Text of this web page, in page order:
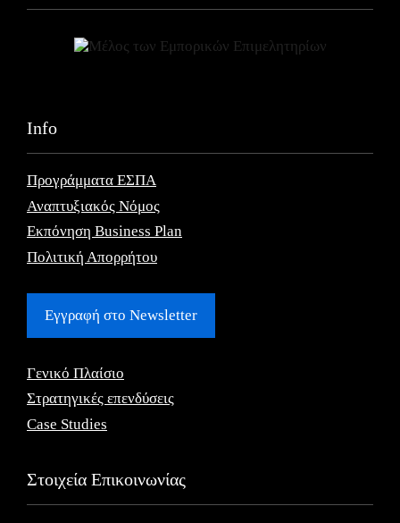
Info
Προγράμματα ΕΣΠΑ
Αναπτυξιακός Νόμος
Εκπόνηση Business Plan
Πολιτική Απορρήτου
Εγγραφή στο Newsletter
Γενικό Πλαίσιο
Στρατηγικές επενδύσεις
Case Studies
Στοιχεία Επικοινωνίας